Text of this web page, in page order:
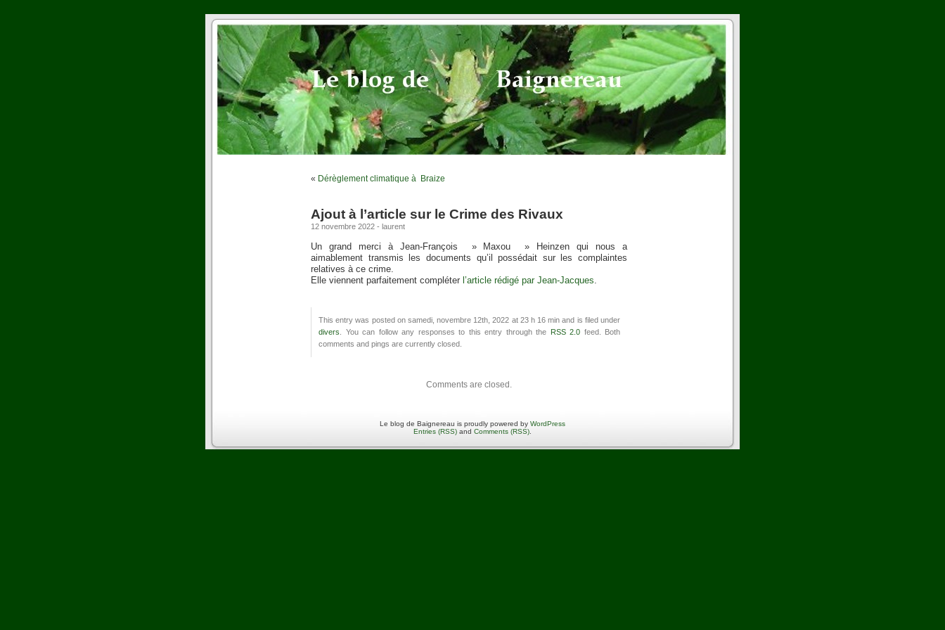
« Dérèglement climatique à Braize
Ajout à l’article sur le Crime des Rivaux
12 novembre 2022 - laurent
Un grand merci à Jean-François » Maxou » Heinzen qui nous a
aimablement transmis les documents qu’il possédait sur les complaintes
relatives à ce crime.
Elle viennent parfaitement compléter l’article rédigé par Jean-Jacques
This entry was posted on samedi, novembre 12th, 2022 at 23 h 16 min and is filed under
divers . You can follow any responses to this entry through the RSS 2.0 feed. Both
comments and pings are currently closed.
Comments are closed.
Le blog de Baignereau is proudly powered by WordPress
Entries (RSS) and Comments (RSS)